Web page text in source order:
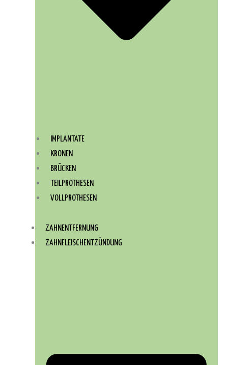
IMPLANTATE
KRONEN
BRÜCKEN
TEILPROTHESEN
VOLLPROTHESEN
ZAHNENTFERNUNG
ZAHNFLEISCHENTZÜNDUNG